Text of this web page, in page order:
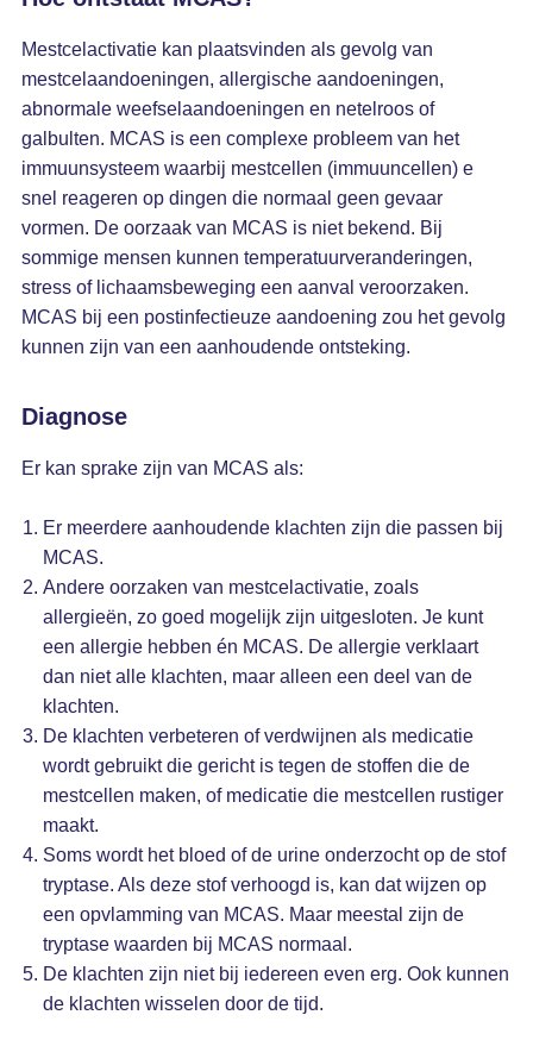
Mestcelactivatie kan plaatsvinden als gevolg van
mestcelaandoeningen, allergische aandoeningen,
abnormale weefselaandoeningen en netelroos of
galbulten. MCAS is een complexe probleem van het
immuunsysteem waarbij mestcellen (immuuncellen) e
snel reageren op dingen die normaal geen gevaar
vormen. De oorzaak van MCAS is niet bekend. Bij
sommige mensen kunnen temperatuurveranderingen,
stress of lichaamsbeweging een aanval veroorzaken.
MCAS bij een postinfectieuze aandoening zou het gevolg
kunnen zijn van een aanhoudende ontsteking.
Diagnose
Er kan sprake zijn van MCAS als:
Er meerdere aanhoudende klachten zijn die passen bij
MCAS.
Andere oorzaken van mestcelactivatie, zoals
allergieën, zo goed mogelijk zijn uitgesloten. Je kunt
een allergie hebben én MCAS. De allergie verklaart
dan niet alle klachten, maar alleen een deel van de
klachten.
De klachten verbeteren of verdwijnen als medicatie
wordt gebruikt die gericht is tegen de stoffen die de
mestcellen maken, of medicatie die mestcellen rustiger
maakt.
Soms wordt het bloed of de urine onderzocht op de stof
tryptase. Als deze stof verhoogd is, kan dat wijzen op
een opvlamming van MCAS. Maar meestal zijn de
tryptase waarden bij MCAS normaal.
De klachten zijn niet bij iedereen even erg. Ook kunnen
de klachten wisselen door de tijd.